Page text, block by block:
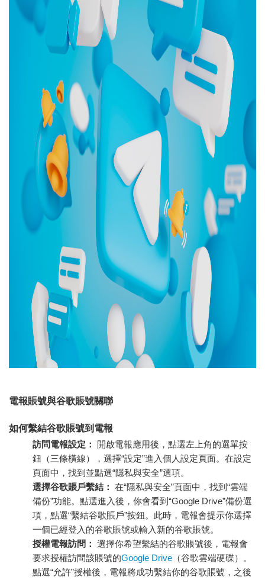
電報賬號與谷歌賬號關聯
如何繫結谷歌賬號到電報
訪問電報設定：
開啟電報應用後，點選左上角的選單按
鈕（三條橫線），選擇“設定”進入個人設定頁面。在設定
頁面中，找到並點選“隱私與安全”選項。
選擇谷歌賬戶繫結： 在“隱私與安全”頁面中，找到“雲端
備份”功能。點選進入後，你會看到“Google Drive”備份選
項，點選“繫結谷歌賬戶”按鈕。此時，電報會提示你選擇
一個已經登入的谷歌賬號或輸入新的谷歌賬號。
授權電報訪問： 選擇你希望繫結的谷歌賬號後，電報會
要求授權訪問該賬號的Google Drive （谷歌雲端硬碟）。
點選“允許”授權後，電報將成功繫結你的谷歌賬號，之後